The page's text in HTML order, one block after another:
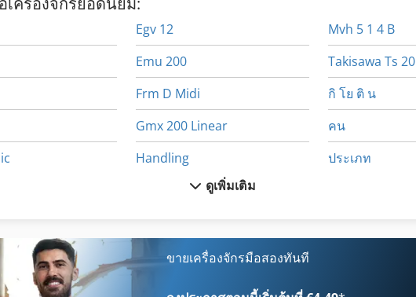
Egv 12
Emu 200
Frm D Midi
Gmx 200 Linear
Handling
Mvh 5 1 4 B
Takisawa Ts 20
กิ โย ติ น
คน
ประเภท
ดูเพิ่มเติม
ขายเครื่องจักรมือสองทันที